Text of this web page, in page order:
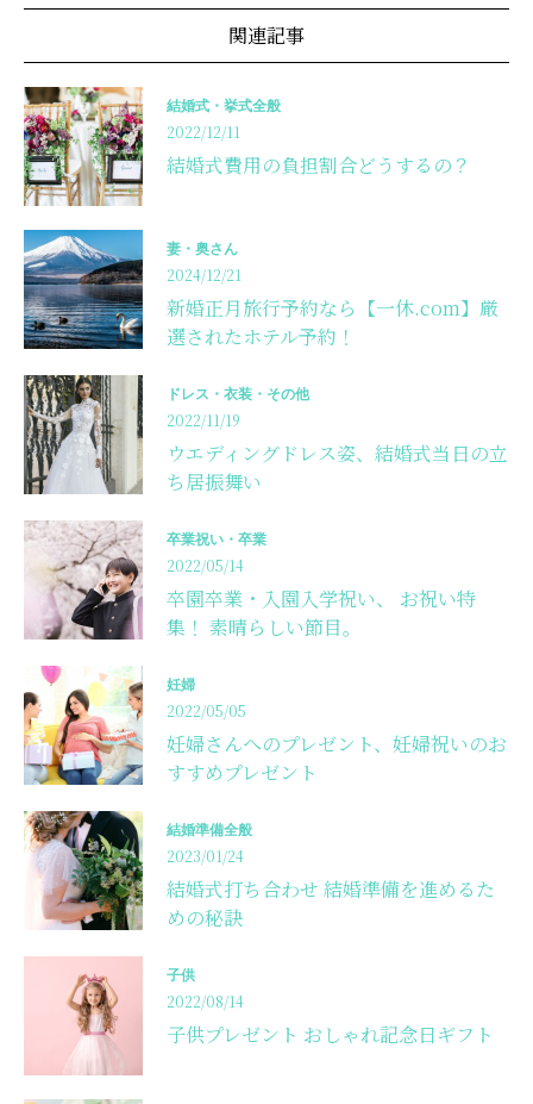
関連記事
結婚式・挙式全般
2022/12/11
結婚式費用の負担割合どうするの？
妻・奥さん
2024/12/21
新婚正月旅行予約なら【一休.com】厳
選されたホテル予約！
ドレス・衣装・その他
2022/11/19
ウエディングドレス姿、結婚式当日の立
ち居振舞い
卒業祝い・卒業
2022/05/14
卒園卒業・入園入学祝い、 お祝い特
集！ 素晴らしい節目。
妊婦
2022/05/05
妊婦さんへのプレゼント、妊婦祝いのお
すすめプレゼント
結婚準備全般
2023/01/24
結婚式打ち合わせ 結婚準備を進めるた
めの秘訣
子供
2022/08/14
子供プレゼント おしゃれ記念日ギフト